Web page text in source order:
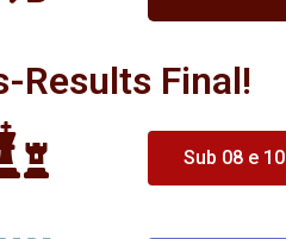
Results Final!
Sub 08 e 10